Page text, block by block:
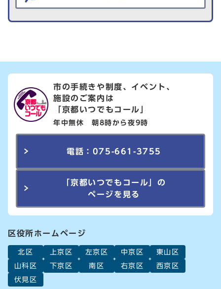
市の手続きや制度、イベント、
施設のご案内は
「京都いつでもコール」
年中無休 朝8時から夜9時
電話：075-661-3755
「京都いつでもコール」の
ページを見る
区役所ホームページ
北区 上京区 左京区 中京区
東山区
山科区
下京区 南区 右京区
西京区
伏見区